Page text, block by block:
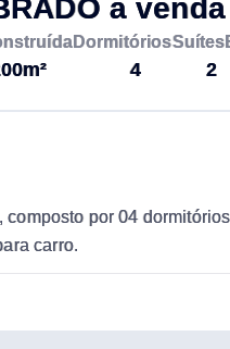
à
Dormitórios
4
Suítes
2
por 04
carro.